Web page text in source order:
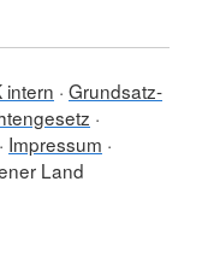
intern Grundsatz-
Impressum
Land